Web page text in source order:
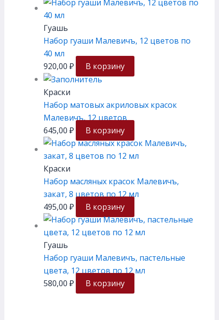
Гуашь
Набор гуаши Малевичъ, 12 цветов по
40 мл
920,00 ₽ В корзину
Краски
Набор матовых акриловых красок
Малевичъ, 12 цветов
645,00 ₽ В корзину
Краски
Набор масляных красок Малевичъ,
закат, 8 цветов по 12 мл
495,00 ₽ В корзину
Гуашь
Набор гуаши Малевичъ, пастельные
цвета, 12 цветов по 12 мл
580,00 ₽ В корзину